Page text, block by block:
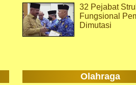
32 Pejabat
Fungsional
Dimutasi
Olahraga